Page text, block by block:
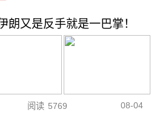
朗又是反手就是一巴掌！
阅读 5769 08-04